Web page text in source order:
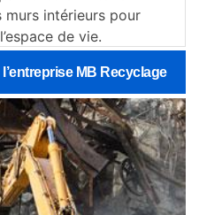
intérieurs pour
de vie.
MB Recyclage